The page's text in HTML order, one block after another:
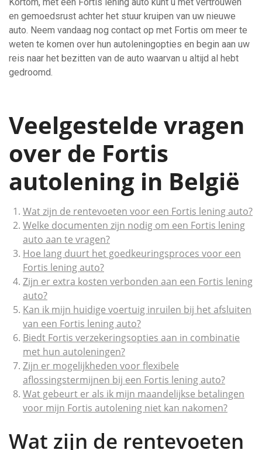
en gemoedsrust achter het stuur kruipen van uw nieuwe
auto. Neem vandaag nog contact op met Fortis om meer te
weten te komen over hun autoleningopties en begin aan uw
reis naar het bezitten van de auto waarvan u altijd al hebt
gedroomd.
Veelgestelde vragen
over de Fortis
autolening in België
Wat zijn de rentevoeten voor een Fortis lening auto?
Welke documenten zijn nodig om een Fortis lening
auto aan te vragen?
Hoe lang duurt het goedkeuringsproces voor een
Fortis lening auto?
Zijn er extra kosten verbonden aan een Fortis lening
auto?
Kan ik mijn huidige voertuig inruilen bij het afsluiten
van een Fortis lening auto?
Biedt Fortis verzekeringsopties aan in combinatie
met hun autoleningen?
Zijn er mogelijkheden voor flexibele
aflossingstermijnen bij een Fortis lening auto?
Wat gebeurt er als ik mijn maandelijkse betalingen
voor mijn Fortis autolening niet kan nakomen?
Wat zijn de rentevoeten